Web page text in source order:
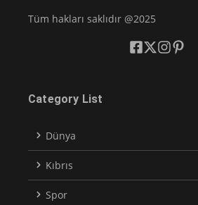
Tüm hakları saklıdır @2025
Category List
Dünya
Kıbrıs
Spor